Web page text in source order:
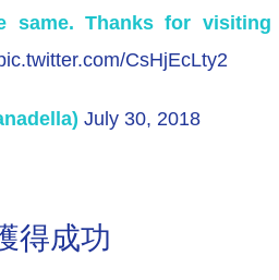
same. Thanks for
CsHjEcLty2
July 30, 2018
得成功